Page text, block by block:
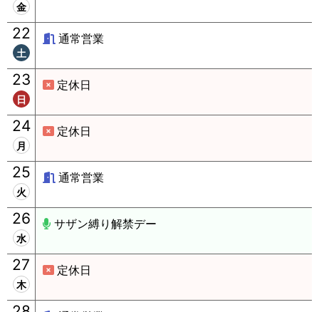
金
22
土
通常営業
23
日
定休日
24
月
定休日
25
火
通常営業
26
水
サザン縛り解禁デー
27
木
定休日